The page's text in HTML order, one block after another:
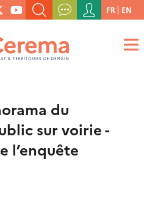
ETC.
Menu
du
compte
de
FR EN
du
sur voirie -
l’enquête